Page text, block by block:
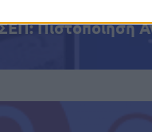
Πιστοποίηση